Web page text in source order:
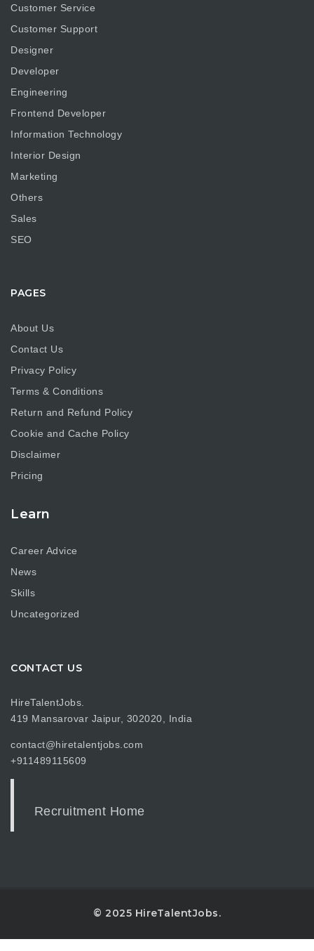
Customer Service
Customer Support
Designer
Developer
Engineering
Frontend Developer
Information Technology
Interior Design
Marketing
Others
Sales
SEO
PAGES
About Us
Contact Us
Privacy Policy
Terms & Conditions
Return and Refund Policy
Cookie and Cache Policy
Disclaimer
Pricing
Learn
Career Advice
News
Skills
Uncategorized
CONTACT US
HireTalentJobs.
419 Mansarovar Jaipur, 302020, India
contact@hiretalentjobs.com
+911489115609
Recruitment Home
© 2025 HireTalentJobs.